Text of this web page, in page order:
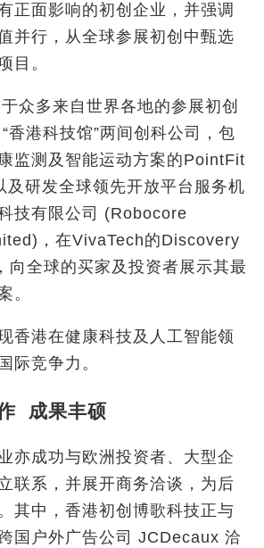
正面影响的初创企业，并强调
并行，从全球参展初创中甄选
目。
众多来自世界各地的参展初创
香港科技馆”两间创科公司，包
监测及智能运动方案的PointFit
研发全球领先开放平台服务机
技有限公司 (Robocore
，在VivaTech的Discovery
向全球的买家及投资者展示其最
。
香港在健康科技及人工智能领
际竞争力。
成果丰硕
亦成功与欧洲投资者、大型企
联系，并展开商务洽谈，为后
其中，香港初创博歌科技正与
国户外广告公司 JCDecaux 洽